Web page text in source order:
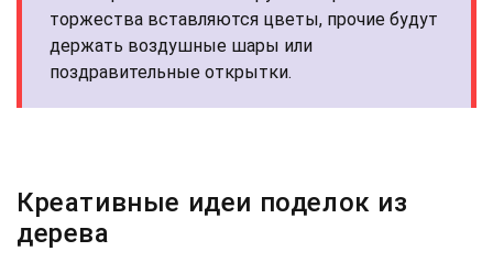
торжества вставляются цветы, прочие будут
держать воздушные шары или
поздравительные открытки.
Креативные идеи поделок из
дерева